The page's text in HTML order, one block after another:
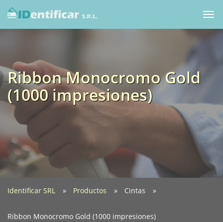
Ribbon Monocromo Gold
(1000 impresiones)
Identificar SRL Productos Cintas
Ribbon Monocromo Gold (1000 impresiones)